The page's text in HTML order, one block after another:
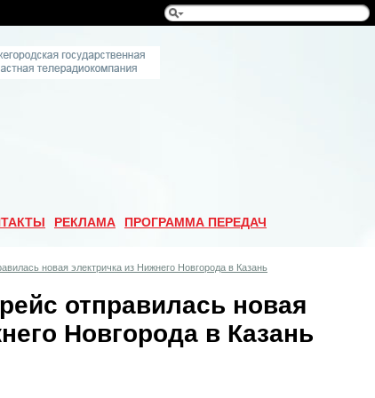
РЕКЛАМА ПРОГРАММА ПЕРЕДАЧ
новая электричка из Нижнего Новгорода в Казань
отправилась новая
Новгорода в Казань